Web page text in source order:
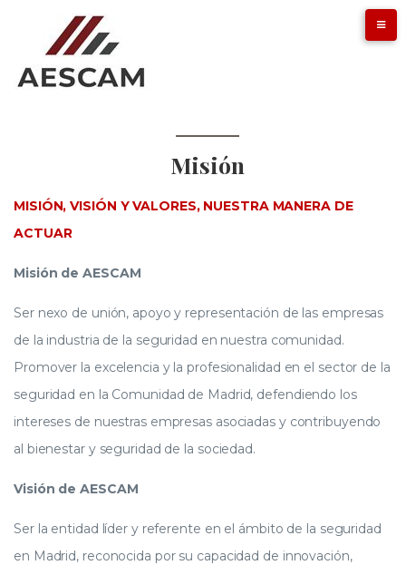
Misión
MISIÓN, VISIÓN Y VALORES, NUESTRA MANERA DE
ACTUAR
Misión de AESCAM
Ser nexo de unión, apoyo y representación de las empresas
de la industria de la seguridad en nuestra comunidad.
Promover la excelencia y la profesionalidad en el sector de la
seguridad en la Comunidad de Madrid, defendiendo los
intereses de nuestras empresas asociadas y contribuyendo
al bienestar y seguridad de la sociedad.
Visión de AESCAM
Ser la entidad líder y referente en el ámbito de la seguridad
en Madrid, reconocida por su capacidad de innovación,